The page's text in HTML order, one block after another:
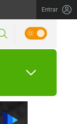
Entrar